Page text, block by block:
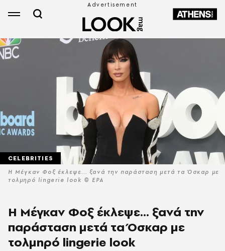
Η Μέγκαν Φοξ έκλεψε... ξανά την παράσταση μετά τα Όσκαρ με
τολμηρό lingerie look © EPA
CELEBRITIES
Η Μέγκαν Φοξ έκλεψε... ξανά την
παράσταση μετά τα Όσκαρ με
τολμηρό lingerie look